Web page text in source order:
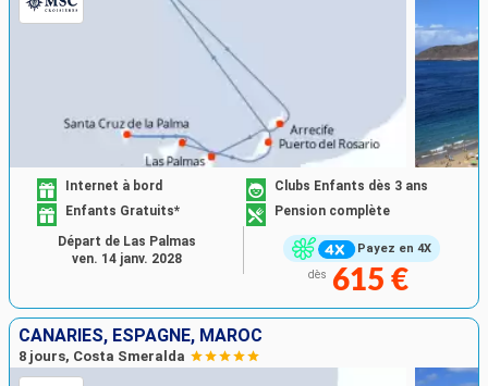
Payez en 4X
Internet à bord
Clubs Enfants dès 3 ans
Enfants Gratuits*
Pension complète
dès 615 €
Départ de Las Palmas
ven. 14 janv. 2028
CANARIES, ESPAGNE, MAROC
8 jours, Costa Smeralda